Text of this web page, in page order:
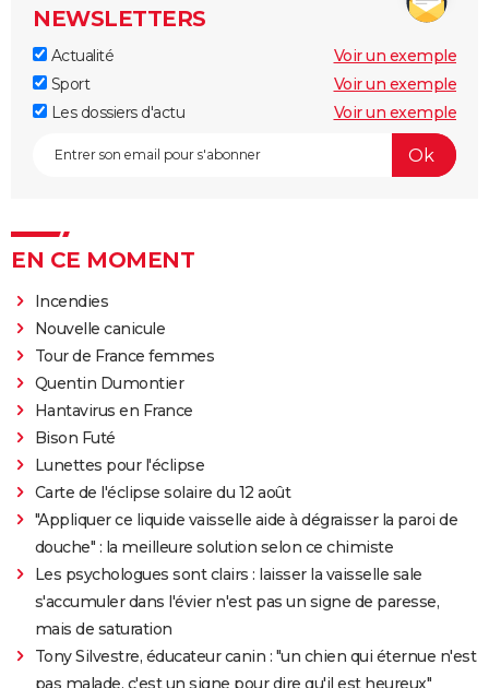
NEWSLETTERS
Actualité
Voir un exemple
Sport
Voir un exemple
Les dossiers d'actu
Voir un exemple
EN CE MOMENT
Incendies
Nouvelle canicule
Tour de France femmes
Quentin Dumontier
Hantavirus en France
Bison Futé
Lunettes pour l'éclipse
Carte de l'éclipse solaire du 12 août
"Appliquer ce liquide vaisselle aide à dégraisser la paroi de
douche" : la meilleure solution selon ce chimiste
Les psychologues sont clairs : laisser la vaisselle sale
s'accumuler dans l'évier n'est pas un signe de paresse,
mais de saturation
Tony Silvestre, éducateur canin : "un chien qui éternue n'est
pas malade, c'est un signe pour dire qu'il est heureux"